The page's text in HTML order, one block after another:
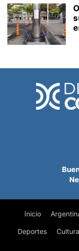
Inicio
Deportes Cultura